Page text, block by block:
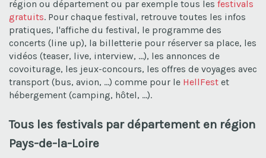
région ou département ou par exemple tous les festivals
gratuits. Pour chaque festival, retrouve toutes les infos
pratiques, l'affiche du festival, le programme des
concerts (line up), la billetterie pour réserver sa place, les
vidéos (teaser, live, interview, ...), les annonces de
covoiturage, les jeux-concours, les offres de voyages avec
transport (bus, avion, ...) comme pour le HellFest et
hébergement (camping, hôtel, ...).
Tous les festivals par département en région
Pays-de-la-Loire